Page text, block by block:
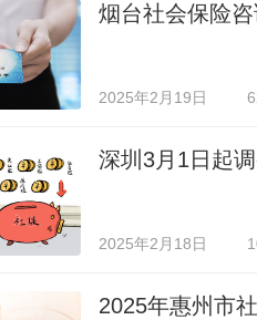
烟台社会保险
2025年2月19日
深圳3月1日起
2025年2月18日
2025年惠州市